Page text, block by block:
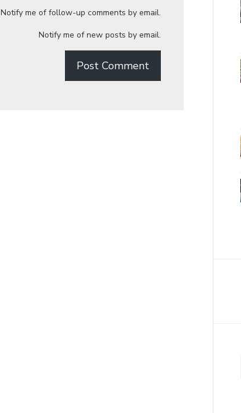
Notify me of follow-up comments by email.
Notify me of new posts by email.